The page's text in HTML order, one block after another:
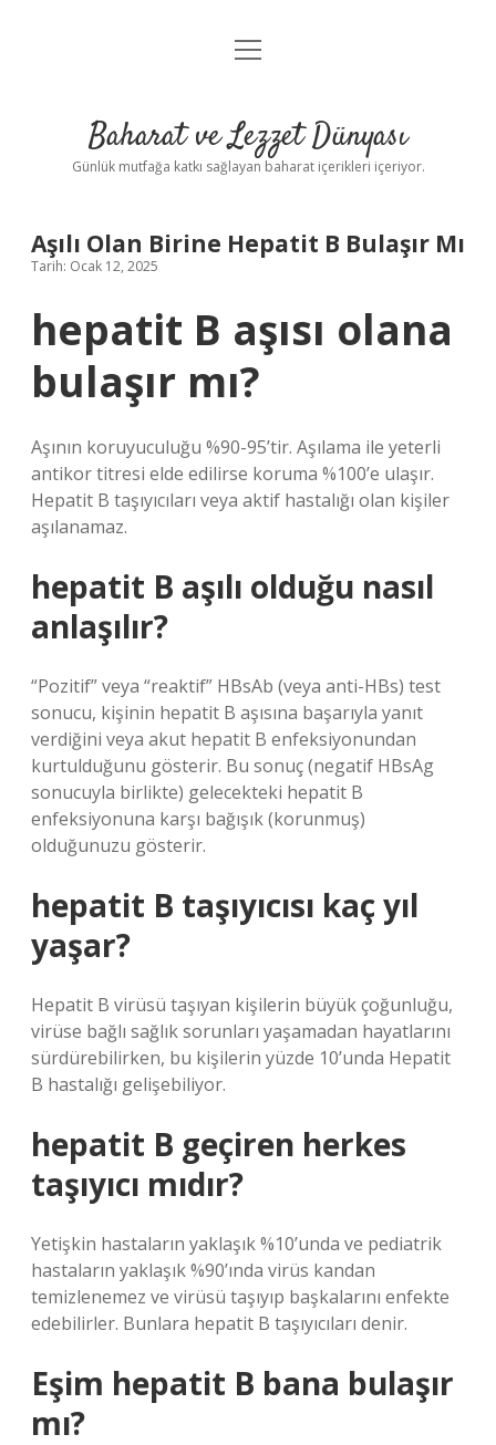
Anasayfa
Yasal Uyarı
menüyü
Baharat ve Lezzet Dünyası
Günlük mutfağa katkı sağlayan baharat içerikleri içeriyor.
Aşılı Olan Birine Hepatit B Bulaşır Mı
Tarih: Ocak 12, 2025
hepatit B aşısı olana
bulaşır mı?
Aşının koruyuculuğu %90-95’tir. Aşılama ile yeterli
antikor titresi elde edilirse koruma %100’e ulaşır.
Hepatit B taşıyıcıları veya aktif hastalığı olan kişiler
aşılanamaz.
hepatit B aşılı olduğu nasıl
anlaşılır?
“Pozitif” veya “reaktif” HBsAb (veya anti-HBs) test
sonucu, kişinin hepatit B aşısına başarıyla yanıt
verdiğini veya akut hepatit B enfeksiyonundan
kurtulduğunu gösterir. Bu sonuç (negatif HBsAg
sonucuyla birlikte) gelecekteki hepatit B
enfeksiyonuna karşı bağışık (korunmuş)
olduğunuzu gösterir.
hepatit B taşıyıcısı kaç yıl
yaşar?
Hepatit B virüsü taşıyan kişilerin büyük çoğunluğu,
virüse bağlı sağlık sorunları yaşamadan hayatlarını
sürdürebilirken, bu kişilerin yüzde 10’unda Hepatit
B hastalığı gelişebiliyor.
hepatit B geçiren herkes
taşıyıcı mıdır?
Yetişkin hastaların yaklaşık %10’unda ve pediatrik
hastaların yaklaşık %90’ında virüs kandan
temizlenemez ve virüsü taşıyıp başkalarını enfekte
edebilirler. Bunlara hepatit B taşıyıcıları denir.
Eşim hepatit B bana bulaşır
mı?